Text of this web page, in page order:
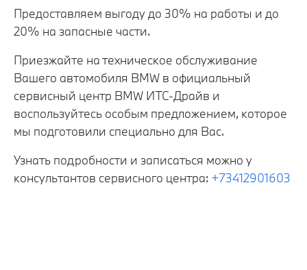
Предоставляем выгоду до 30% на работы и до
20% на запасные части.
Приезжайте на техническое обслуживание
Вашего автомобиля BMW в официальный
сервисный центр BMW ИТС-Драйв и
воспользуйтесь особым предложением, которое
мы подготовили специально для Вас.
Узнать подробности и записаться можно у
консультантов сервисного центра: +73412901603